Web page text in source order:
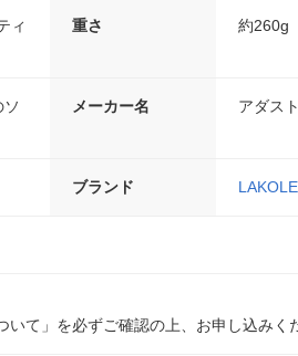
ィ
重さ 約260g
メーカー名 アダス
ブランド LAKOLE
て」を必ずご確認の上、お申し込みく